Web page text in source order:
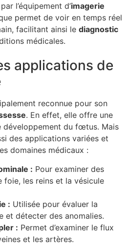
l’équipement d’imagerie
permet de voir en temps réel
facilitant ainsi le diagnostic
médicales.
applications de
reconnue pour son
. En effet, elle offre une
développement du fœtus. Mais
des applications variées et
domaines médicaux :
: Pour examiner des
foie, les reins et la vésicule
: Utilisée pour évaluer la
et détecter des anomalies.
: Permet d’examiner le flux
et les artères.